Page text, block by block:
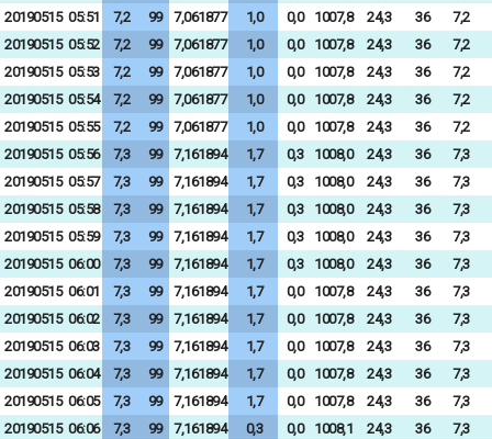
20190515 05:51 7,2 99 7,061877 1,0 0,0 1007,8 24,3 36
7,2
20190515 05:52 7,2 99 7,061877 1,0 0,0 1007,8 24,3 36
7,2
20190515 05:53 7,2 99 7,061877 1,0 0,0 1007,8 24,3 36
7,2
20190515 05:54 7,2 99 7,061877 1,0 0,0 1007,8 24,3 36
7,2
20190515 05:55 7,2 99 7,061877 1,0 0,0 1007,8 24,3 36
7,2
20190515 05:56 7,3 99 7,161894 1,7 0,3 1008,0 24,3 36
7,3
20190515 05:57 7,3 99 7,161894 1,7 0,3 1008,0 24,3 36
7,3
20190515 05:58 7,3 99 7,161894 1,7 0,3 1008,0 24,3 36
7,3
20190515 05:59 7,3 99 7,161894 1,7 0,3 1008,0 24,3 36
7,3
20190515 06:00 7,3 99 7,161894 1,7 0,3 1008,0 24,3 36
7,3
20190515 06:01 7,3 99 7,161894 1,7 0,0 1007,8 24,3 36
7,3
20190515 06:02 7,3 99 7,161894 1,7 0,0 1007,8 24,3 36
7,3
20190515 06:03 7,3 99 7,161894 1,7 0,0 1007,8 24,3 36
7,3
20190515 06:04 7,3 99 7,161894 1,7 0,0 1007,8 24,3 36
7,3
20190515 06:05 7,3 99 7,161894 1,7 0,0 1007,8 24,3 36
7,3
20190515 06:06 7,3 99 7,161894 0,3 0,0 1008,1 24,3 36
7,3